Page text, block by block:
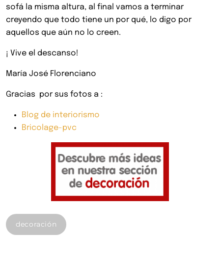
sofá la misma altura, al final vamos a terminar
creyendo que todo tiene un por qué, lo digo por
aquellos que aún no lo creen.
¡ Vive el descanso!
María José Florenciano
Gracias por sus fotos a :
Blog de interiorismo
Bricolage-pvc
decoración